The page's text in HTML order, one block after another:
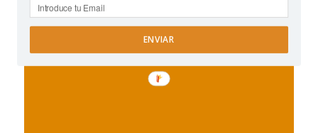
CONTENIDO RELACIONADO
ENVIAR